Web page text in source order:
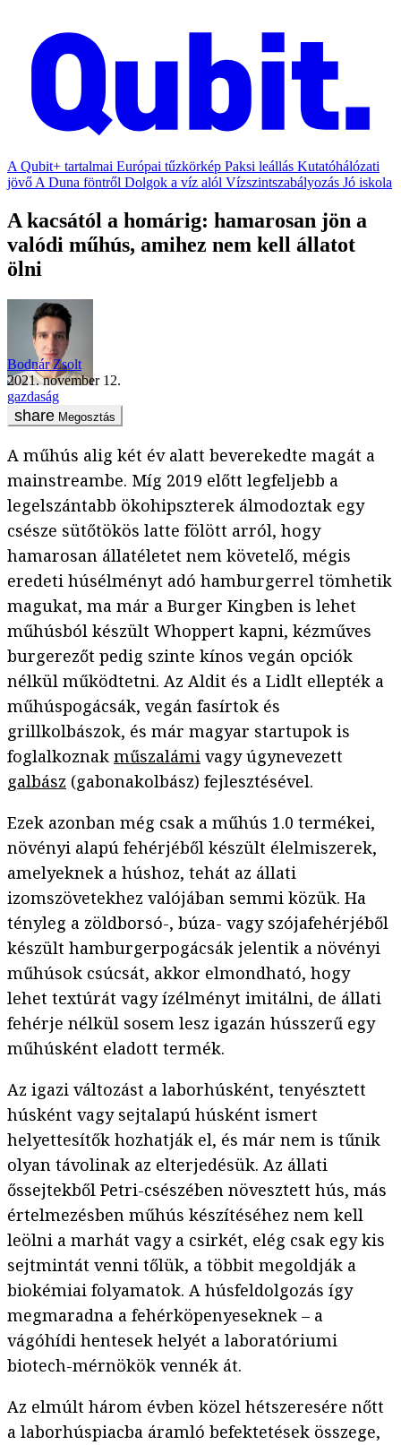
A Qubit+ tartalmai Európai tűzkörkép Paksi leállás Kutatóhálózati
jövő A Duna föntről Dolgok a víz alól Vízszintszabályozás Jó iskola
A kacsától a homárig: hamarosan jön a
valódi műhús, amihez nem kell állatot
ölni
Bodnár Zsolt
2021. november 12.
gazdaság
Megosztás
A műhús alig két év alatt beverekedte magát a
mainstreambe. Míg 2019 előtt legfeljebb a
legelszántabb ökohipszterek álmodoztak egy
csésze sütőtökös latte fölött arról, hogy
hamarosan állatéletet nem követelő, mégis
eredeti húsélményt adó hamburgerrel tömhetik
magukat, ma már a Burger Kingben is lehet
műhúsból készült Whoppert kapni, kézműves
burgerezőt pedig szinte kínos vegán opciók
nélkül működtetni. Az Aldit és a Lidlt ellepték a
műhúspogácsák, vegán fasírtok és
grillkolbászok, és már magyar startupok is
foglalkoznak műszalámi vagy úgynevezett
galbász (gabonakolbász) fejlesztésével.
Ezek azonban még csak a műhús 1.0 termékei,
növényi alapú fehérjéből készült élelmiszerek,
amelyeknek a húshoz, tehát az állati
izomszövetekhez valójában semmi közük. Ha
tényleg a zöldborsó-, búza- vagy szójafehérjéből
készült hamburgerpogácsák jelentik a növényi
műhúsok csúcsát, akkor elmondható, hogy
lehet textúrát vagy ízélményt imitálni, de állati
fehérje nélkül sosem lesz igazán hússzerű egy
műhúsként eladott termék.
Az igazi változást a laborhúsként, tenyésztett
húsként vagy sejtalapú húsként ismert
helyettesítők hozhatják el, és már nem is tűnik
olyan távolinak az elterjedésük. Az állati
őssejtekből Petri-csészében növesztett hús, más
értelmezésben műhús készítéséhez nem kell
leölni a marhát vagy a csirkét, elég csak egy kis
sejtmintát venni tőlük, a többit megoldják a
biokémiai folyamatok. A húsfeldolgozás így
megmaradna a fehérköpenyeseknek – a
vágóhídi hentesek helyét a laboratóriumi
biotech-mérnökök vennék át.
Az elmúlt három évben közel hétszeresére nőtt
a laborhúspiacba áramló befektetések összege,